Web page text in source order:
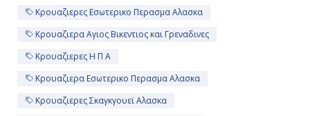
Κρουαζιερες Εσωτερικο Περασμα Αλασκα
Κρουαζιερα Αγιος Βικεντιος και Γρεναδινες
Κρουαζιερες Η Π Α
Κρουαζιερα Εσωτερικο Περασμα Αλασκα
Κρουαζιερες Σκαγκγουεϊ Αλασκα